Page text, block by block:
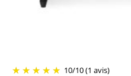
10/10(1 avis)